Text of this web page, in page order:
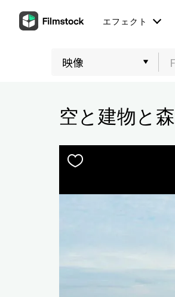
エフェクト
空と建物と森